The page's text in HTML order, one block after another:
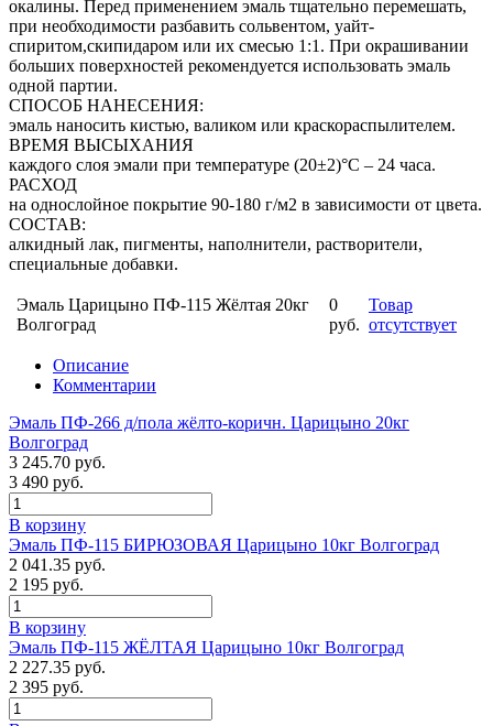
окалины. Перед применением эмаль тщательно перемешать,
при необходимости разбавить сольвентом, уайт-
спиритом,скипидаром или их смесью 1:1. При окрашивании
больших поверхностей рекомендуется использовать эмаль
одной партии.
СПОСОБ НАНЕСЕНИЯ:
эмаль наносить кистью, валиком или краскораспылителем.
ВРЕМЯ ВЫСЫХАНИЯ
каждого слоя эмали при температуре (20±2)°С – 24 часа.
РАСХОД
на однослойное покрытие 90-180 г/м2 в зависимости от цвета.
СОСТАВ:
алкидный лак, пигменты, наполнители, растворители,
специальные добавки.
Эмаль Царицыно ПФ-115 Жёлтая 20кг
Волгоград
0
руб.
Товар
отсутствует
Описание
Комментарии
Эмаль ПФ-266 д/пола жёлто-коричн. Царицыно 20кг
Волгоград
3 245.70 руб.
3 490 руб.
В корзину
Эмаль ПФ-115 БИРЮЗОВАЯ Царицыно 10кг Волгоград
2 041.35 руб.
2 195 руб.
В корзину
Эмаль ПФ-115 ЖЁЛТАЯ Царицыно 10кг Волгоград
2 227.35 руб.
2 395 руб.